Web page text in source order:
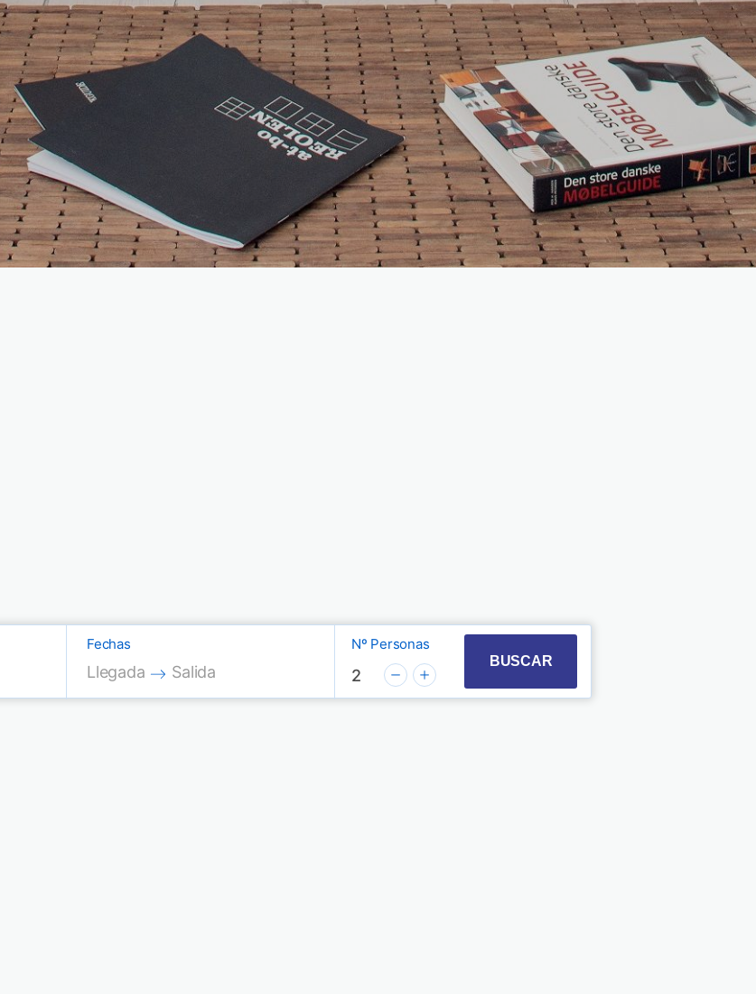
Fechas
Press the down arrow key to interact with the calendar and select a date. Press the
Llegada
Press the down arrow key to interact with the calendar and select a date.
Salida
Nº Personas
2
BUSCAR